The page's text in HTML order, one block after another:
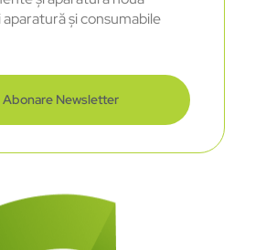
și consumabile
Abonare Newsletter